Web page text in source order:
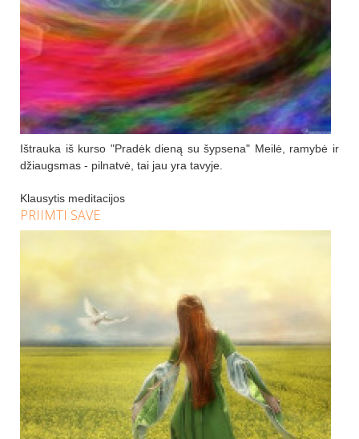
Ištrauka iš kurso "Pradėk dieną su šypsena" Meilė, ramybė ir
džiaugsmas - pilnatvė, tai jau yra tavyje.
Klausytis meditacijos
PRIIMTI SAVE